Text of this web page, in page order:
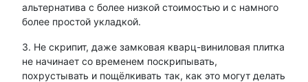
альтернатива с более низкой стоимостью и с намного
более простой укладкой.
3. Не скрипит, даже замковая кварц-виниловая плитка
не начинает со временем поскрипывать,
похрустывать и пощёлкивать так, как это могут делать